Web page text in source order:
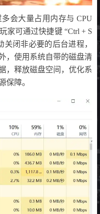
会大量占用内存与 CPU
家可通过快捷键 “Ctrl + S
关闭非必要的后台进程，
，使用系统自带的磁盘清
，释放磁盘空间，优化系
保障。